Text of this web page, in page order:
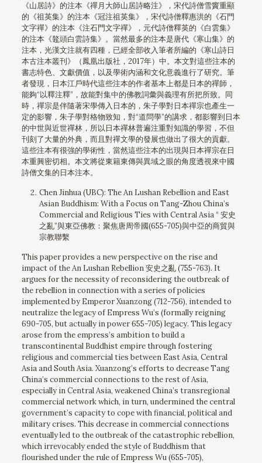
《山居詩》的注本《禪月大師山居詩略注》，宋代詩僧雪竇重顯
的《祖英集》的注本《冠注祖英集》，宋代詩僧釋惠洪的《石門
文字禪》的注本《注石門文字禪》，元代詩僧釋英的《白雲集》
的注本《鼇頭白雲詩集》。當然最多的注本是唐代《寒山集》的
注本，光漢文注就有四種，已經全部收入筆者所編的《寒山詩日
本古注本叢刊》（鳳凰出版社，2017年）中。本文對這些注本的
書志特色、文獻價值，以及學術內涵和文化意義進行了研究。筆
者發現，日本江戶時代這些注本的作者基本上都是日本的禪師，
能夠“以釋注釋”，故能對集中的佛教詞彙與義理有所把所致。同
時，禪宗是伴隨著宋學傳入日本的，朱子學對日本禪宗也產生一
定的影響，朱子學對格物致知，對“道問學”的講求，都影響到日本
的中世與近世禪林，所以日本禪林普遍注重對知識的學習，不但
刊刻了大量的外典，而且對禪文學的發展也做出了很大的貢獻。
這些注本有很強的學術性，當然這些注本的出現與日本禪宗在日
本重興密切相。本文將從東籍東傳與異域之眼的角度透視來中國
詩僧文集的日本注本。
Chen Jinhua (UBC): The An Lushan Rebellion and East
Asian Buddhism: With a Focus on Tang-Zhou China’s
Commercial and Religious Ties with Central Asia “ 安史
之亂”與東亞佛教：聚焦唐周帝國(655-705)與中亞的商貿與
宗教聯繫
This paper provides a new perspective on the rise and
impact of the An Lushan Rebellion 安史之亂 (755-763). It
argues for the necessity of reconsidering the outbreak of
the rebellion in connection with a series of policies
implemented by Emperor Xuanzong (712-756), intended to
neutralize the legacy of Empress Wu’s (formally reigning
690-705, but actually in power 655-705) legacy. This legacy
arose from the empress’s ambition to build a
transcontinental Buddhist empire through fostering
religious and commercial ties between East Asia, Central
Asia and South Asia. Xuanzong’s efforts to decrease Tang
China’s commercial connections to the rest of Asia,
especially in Central Asia, weakened China’s transregional
commercial network which, in turn, undermined the central
government’s capacity to cope with financial, political and
military crises. This decrease in commercial connections
eventually led to the outbreak of the catastrophic rebellion,
which irrevocably ended the style of Buddhism that
flourished under the rule of Empress Wu (655-705),